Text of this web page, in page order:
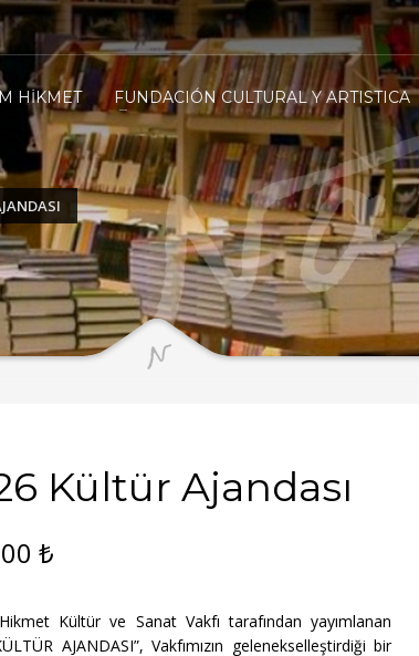
HİKMET FUNDACIÓN CULTURAL Y ARTISTICA
Kültür Ajandası
₺
Kültür ve Sanat Vakfı tarafından yayımlanan
AJANDASI”, Vakfımızın gelenekselleştirdiği bir